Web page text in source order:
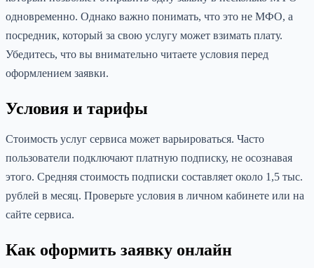
одновременно. Однако важно понимать, что это не МФО, а
посредник, который за свою услугу может взимать плату.
Убедитесь, что вы внимательно читаете условия перед
оформлением заявки.
Условия и тарифы
Стоимость услуг сервиса может варьироваться. Часто
пользователи подключают платную подписку, не осознавая
этого. Средняя стоимость подписки составляет около 1,5 тыс.
рублей в месяц. Проверьте условия в личном кабинете или на
сайте сервиса.
Как оформить заявку онлайн